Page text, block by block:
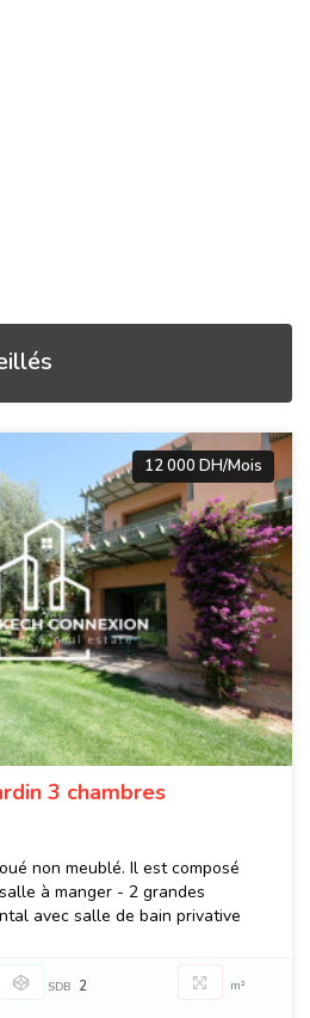
12 000 DH/Mois
3 chambres
non meublé. Il est composé
à manger - 2 grandes
avec salle de bain privative
SDB 2 m²